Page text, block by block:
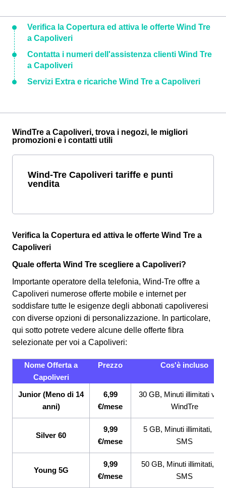
Verifica la Copertura ed attiva le offerte Wind Tre
a Capoliveri
Contatta i numeri dell'assistenza clienti Wind Tre
a Capoliveri
Servizi Extra e ricariche Wind Tre a Capoliveri
WindTre a Capoliveri, trova i negozi, le migliori
promozioni e i contatti utili
Wind-Tre Capoliveri tariffe e punti
vendita
Verifica la Copertura ed attiva le offerte Wind Tre a
Capoliveri
Quale offerta Wind Tre scegliere a Capoliveri?
Importante operatore della telefonia, Wind-Tre offre a
Capoliveri numerose offerte mobile e internet per
soddisfare tutte le esigenze degli abbonati capoliveresi
con diverse opzioni di personalizzazione. In particolare,
qui sotto potrete vedere alcune delle offerte fibra
selezionate per voi a Capoliveri:
Nome Offerta a
Capoliveri
Prezzo Cos'è incluso
Junior (Meno di 14
anni)
6,99
€/mese
30 GB, Minuti illimitati
WindTre
Silver 60
9,99
€/mese
5 GB, Minuti illimitati, 200
SMS
Young 5G
9,99
€/mese
50 GB, Minuti illimitati,
SMS